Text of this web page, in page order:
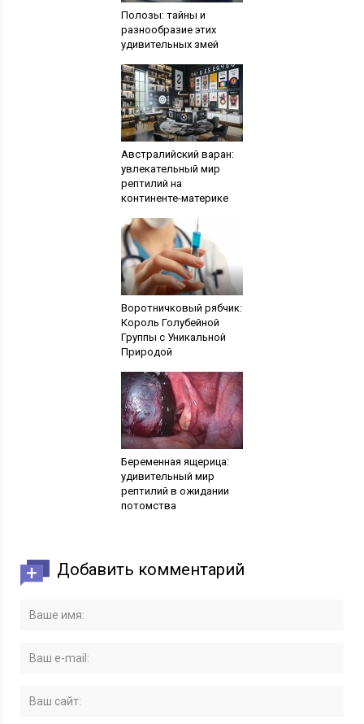
Полозы: тайны и
разнообразие этих
удивительных змей
Австралийский варан:
увлекательный мир
рептилий на
континенте-материке
Воротничковый рябчик:
Король Голубейной
Группы с Уникальной
Природой
Беременная ящерица:
удивительный мир
рептилий в ожидании
потомства
Добавить комментарий